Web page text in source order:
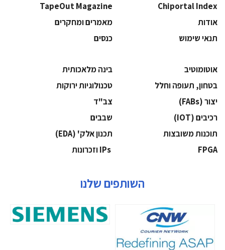
Chiportal Index
TapeOut Magazine
אודות
מאמרים ומחקרים
תנאי שימוש
כנסים
אוטומוטיב
בינה מלאכותית
בטחון, תעופה וחלל
‫טכנולוגיות ירוקות‬
‫יצור (‪(FABs‬‬
‫צב"ד‬
‫רכיבים‬ (IOT)
‫שבבים‬
‫תוכנות משובצות‬
‫תכנון אלק' (‪(EDA‬‬
‫‪FPGA‬‬
השותפים שלנו